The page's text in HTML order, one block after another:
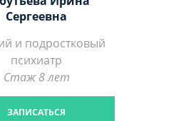
Сергеевна
и подростковый
психиатр
Стаж 8 лет
ЗАПИСАТЬСЯ